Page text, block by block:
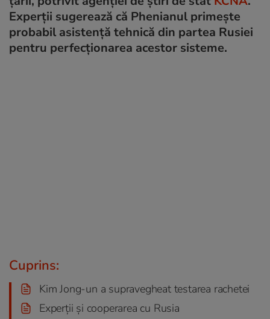
Experții sugerează că Phenianul primește
probabil asistență tehnică din partea Rusiei
pentru perfecționarea acestor sisteme.
Cuprins:
Kim Jong-un a supravegheat testarea rachetei
Experții și cooperarea cu Rusia